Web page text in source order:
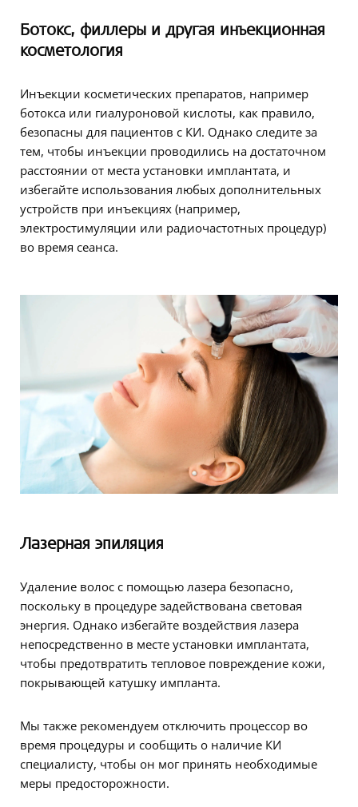
Ботокс, филлеры и другая инъекционная
косметология
Инъекции косметических препаратов, например
ботокса или гиалуроновой кислоты, как правило,
безопасны для пациентов с КИ. Однако следите за
тем, чтобы инъекции проводились на достаточном
расстоянии от места установки имплантата, и
избегайте использования любых дополнительных
устройств при инъекциях (например,
электростимуляции или радиочастотных процедур)
во время сеанса.
Лазерная эпиляция
Удаление волос с помощью лазера безопасно,
поскольку в процедуре задействована световая
энергия. Однако избегайте воздействия лазера
непосредственно в месте установки имплантата,
чтобы предотвратить тепловое повреждение кожи,
покрывающей катушку импланта.
Мы также рекомендуем отключить процессор во
время процедуры и сообщить о наличие КИ
специалисту, чтобы он мог принять необходимые
меры предосторожности.